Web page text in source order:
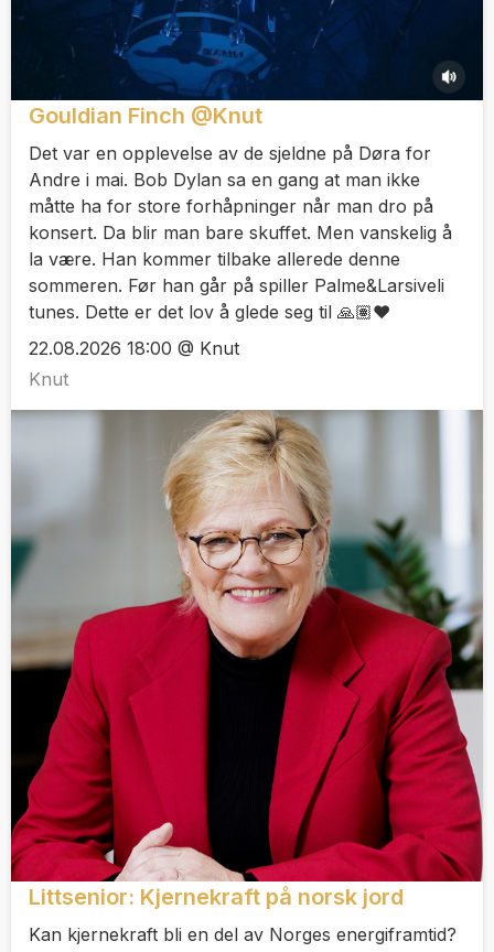
Gouldian Finch @Knut
Det var en opplevelse av de sjeldne på Døra for
Andre i mai. Bob Dylan sa en gang at man ikke
måtte ha for store forhåpninger når man dro på
konsert. Da blir man bare skuffet. Men vanskelig å
la være. Han kommer tilbake allerede denne
sommeren. Før han går på spiller Palme&Larsiveli
tunes. Dette er det lov å glede seg til 🙏🏽♥️
22.08.2026 18:00 @ Knut
Knut
Littsenior: Kjernekraft på norsk jord
Kan kjernekraft bli en del av Norges energiframtid?